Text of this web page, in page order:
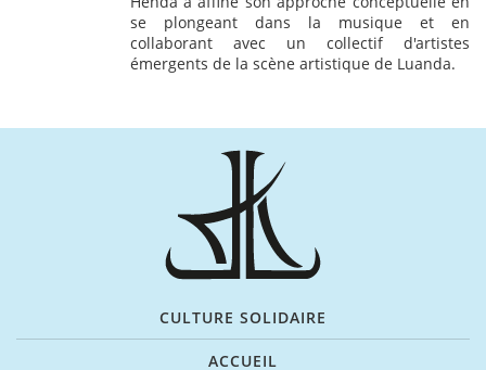
se plongeant dans la musique et en
collaborant avec un collectif d'artistes
émergents de la scène artistique de Luanda.
CULTURE SOLIDAIRE
ACCUEIL